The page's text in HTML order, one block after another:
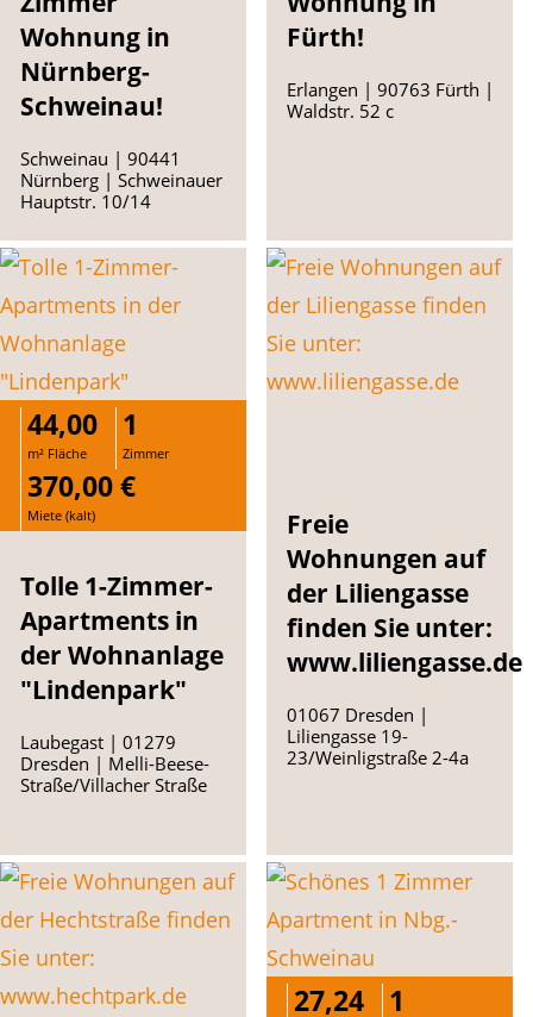
Wohnung in
Nürnberg-
Schweinau!
Schweinau | 90441
Nürnberg | Schweinauer
Hauptstr. 10/14
Fürth!
Erlangen | 90763 Fürth |
Waldstr. 52 c
44,00
m² Fläche
1
Zimmer
370,00 €
Miete (kalt)
Tolle 1-Zimmer-
Apartments in
der Wohnanlage
"Lindenpark"
Laubegast | 01279
Dresden | Melli-Beese-
Straße/Villacher Straße
Freie
Wohnungen auf
der Liliengasse
finden Sie unter:
www.liliengasse.de
01067 Dresden |
Liliengasse 19-
23/Weinligstraße 2-4a
27,24 1